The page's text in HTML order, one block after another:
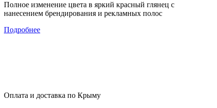
Полное изменение цвета в яркий красный глянец с
нанесением брендирования и рекламных полос
Подробнее
Оплата и доставка по Крыму